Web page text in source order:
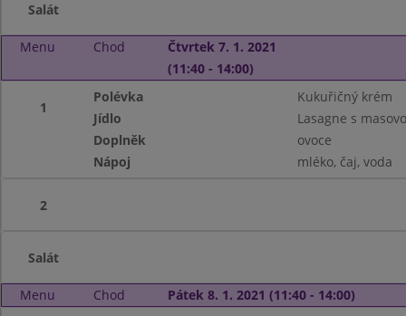
Salát
Menu Chod
Čtvrtek 7. 1. 2021
(11:40 - 14:00)
1
Polévka
Kukuřičný krém
Jídlo
Lasagne s
Doplněk
ovoce
Nápoj
mléko, čaj, voda
2
Salát
Menu Chod Pátek 8. 1. 2021 (11:40 - 14:00)